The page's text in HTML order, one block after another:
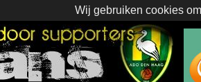
Wij gebruiken cookies